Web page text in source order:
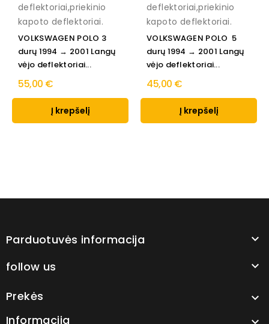
deflektoriai,priekinio
kapoto deflektoriai.
VOLKSWAGEN POLO 3
durų 1994 → 2001 Langų
vėjo deflektoriai...
55,00 €
Į krepšelį
deflektoriai,priekinio
kapoto deflektoriai.
VOLKSWAGEN POLO 5
durų 1994 → 2001 Langų
vėjo deflektoriai...
45,00 €
Į krepšelį
Parduotuvės informacija 
follow us 
Prekės 
Informacija